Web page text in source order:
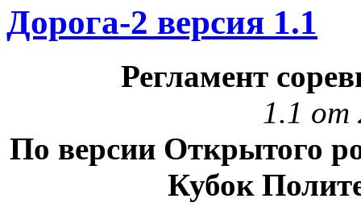
Дорога-2 версия 1.1
Регламент
1.1 от
По версии Открытого
Кубок